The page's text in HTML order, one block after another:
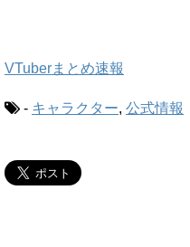
VTuberまとめ速報
- キャラクター, 公式情報